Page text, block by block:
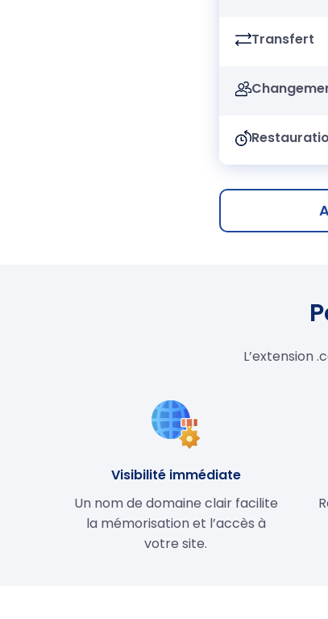
Transfert
L’extension
Visibilité immédiate
Un nom de domaine clair facilite
la mémorisation et l’accès à
votre site.